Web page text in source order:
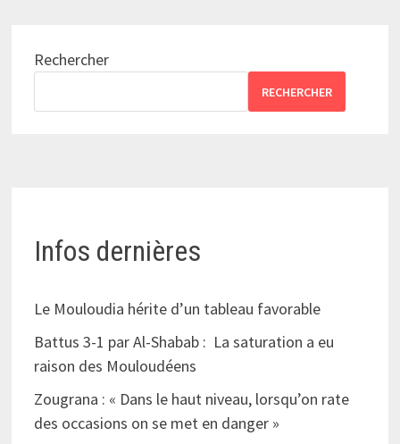
Rechercher
RECHERCHER
Infos dernières
Le Mouloudia hérite d’un tableau favorable
Battus 3-1 par Al-Shabab : La saturation a eu
raison des Mouloudéens
Zougrana : « Dans le haut niveau, lorsqu’on rate
des occasions on se met en danger »